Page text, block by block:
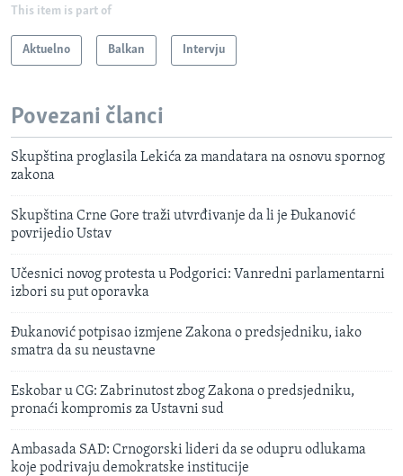
This item is part of
Aktuelno Balkan Intervju
Povezani članci
Skupština proglasila Lekića za mandatara na osnovu spornog
zakona
Skupština Crne Gore traži utvrđivanje da li je Đukanović
povrijedio Ustav
Učesnici novog protesta u Podgorici: Vanredni parlamentarni
izbori su put oporavka
Đukanović potpisao izmjene Zakona o predsjedniku, iako
smatra da su neustavne
Eskobar u CG: Zabrinutost zbog Zakona o predsjedniku,
pronaći kompromis za Ustavni sud
Ambasada SAD: Crnogorski lideri da se odupru odlukama
koje podrivaju demokratske institucije